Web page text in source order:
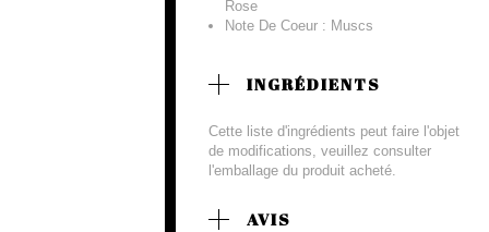
Rose
Note De Coeur : Muscs
INGRÉDIENTS
Cette liste d'ingrédients peut faire l'objet
de modifications, veuillez consulter
l'emballage du produit acheté.
AVIS